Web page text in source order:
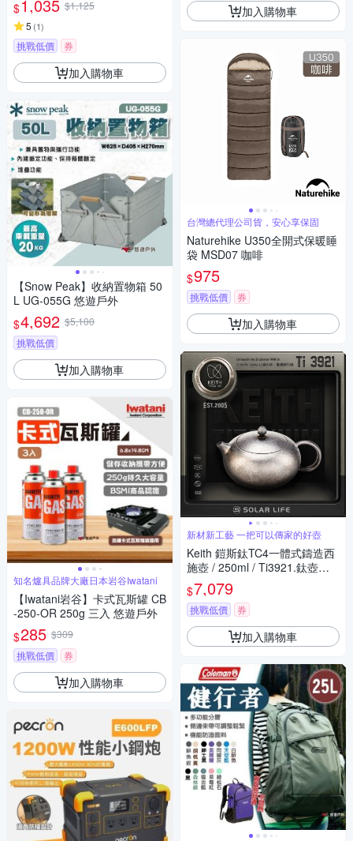
照明燈 颱風地震
$1,035 $1,125
5 (1)
挑戰低價 券
加入購物車
【Snow Peak】收納置物箱 50
L UG-055G 悠遊戶外
$4,692 $5,100
挑戰低價
加入購物車
知名爐具品牌大廠日本岩谷Iwatani
【Iwatani岩谷】卡式瓦斯罐 CB
-250-OR 250g 三入 悠遊戶外
$285 $309
挑戰低價
券
加入購物車
加入購物車
台灣總代理公司貨，安心享保固
Naturehike U350全開式保暖睡
袋 MSD07 咖啡
$975
挑戰低價 券
加入購物車
新材新工藝 一把可以傳家的好壺
Keith 鎧斯鈦TC4一體式鑄造西
施壺 / 250ml / Ti3921.鈦壺具
鈦茶器 倒把西施壺 文旦壺小茶
壺 過濾泡茶壺 鈦合金功夫茶壺
$7,079
挑戰低價 券
加入購物車